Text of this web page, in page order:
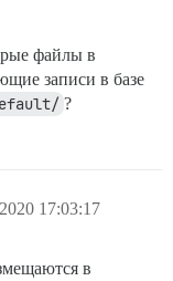
файлы в
записи в базе
?
17:03:17
в